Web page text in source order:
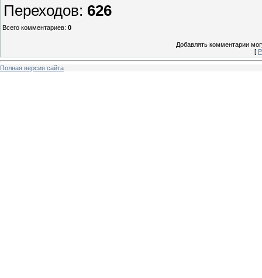
Переходов: 626
Всего комментариев: 0
Добавлять комментарии
[
Полная версия сайта